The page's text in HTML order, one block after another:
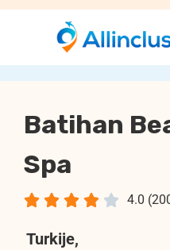
Batihan
Spa
4.0
    
Turkije,